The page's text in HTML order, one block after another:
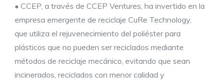
• CCEP, a través de CCEP Ventures, ha invertido en la
empresa emergente de reciclaje CuRe Technology,
que utiliza el rejuvenecimiento del poliéster para
plásticos que no pueden ser reciclados mediante
métodos de reciclaje mecánico, evitando que sean
incinerados, reciclados con menor calidad y